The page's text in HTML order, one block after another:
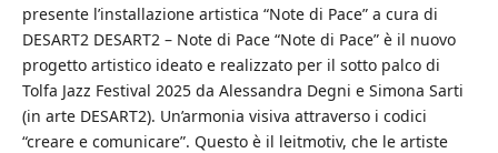
presente l’installazione artistica “Note di Pace” a cura di
DESART2 DESART2 – Note di Pace “Note di Pace” è il nuovo
progetto artistico ideato e realizzato per il sotto palco di
Tolfa Jazz Festival 2025 da Alessandra Degni e Simona Sarti
(in arte DESART2). Un’armonia visiva attraverso i codici
“creare e comunicare”. Questo è il leitmotiv, che le artiste